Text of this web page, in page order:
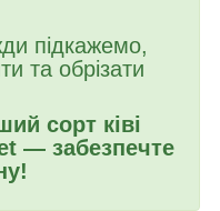
підкажемо,
та обрізати
сорт ківі
— забезпечте